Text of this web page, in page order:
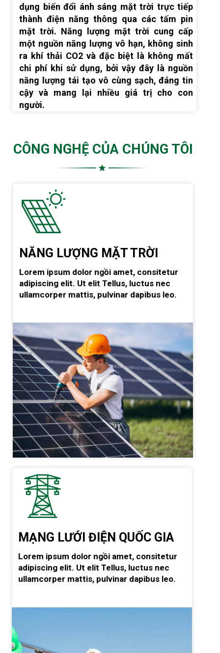
dụng biến đổi ánh sáng mặt trời trực tiếp
thành điện năng thông qua các tấm pin
mặt trời. Năng lượng mặt trời cung cấp
một nguồn năng lượng vô hạn, không sinh
ra khí thải CO2 và đặc biệt là không mất
chi phí khi sử dụng, bởi vậy đây là nguồn
năng lượng tái tạo vô cùng sạch, đáng tin
cậy và mang lại nhiều giá trị cho con
người.
CÔNG NGHỆ CỦA CHÚNG TÔI
NĂNG LƯỢNG MẶT TRỜI
Lorem ipsum dolor ngồi amet, consitetur
adipiscing elit. Ut elit Tellus, luctus nec
ullamcorper mattis, pulvinar dapibus leo.
MẠNG LƯỚI ĐIỆN QUỐC GIA
Lorem ipsum dolor ngồi amet, consitetur
adipiscing elit. Ut elit Tellus, luctus nec
ullamcorper mattis, pulvinar dapibus leo.